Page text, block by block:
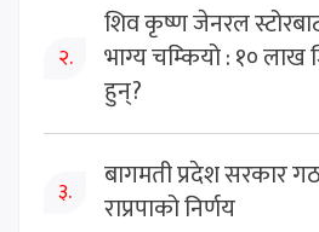
२.
शिव कृष्ण जेनरल
भाग्य चम्कियो : १० लाख
हुन्?
३.
बागमती प्रदेश सरकार
राप्रपाको निर्णय